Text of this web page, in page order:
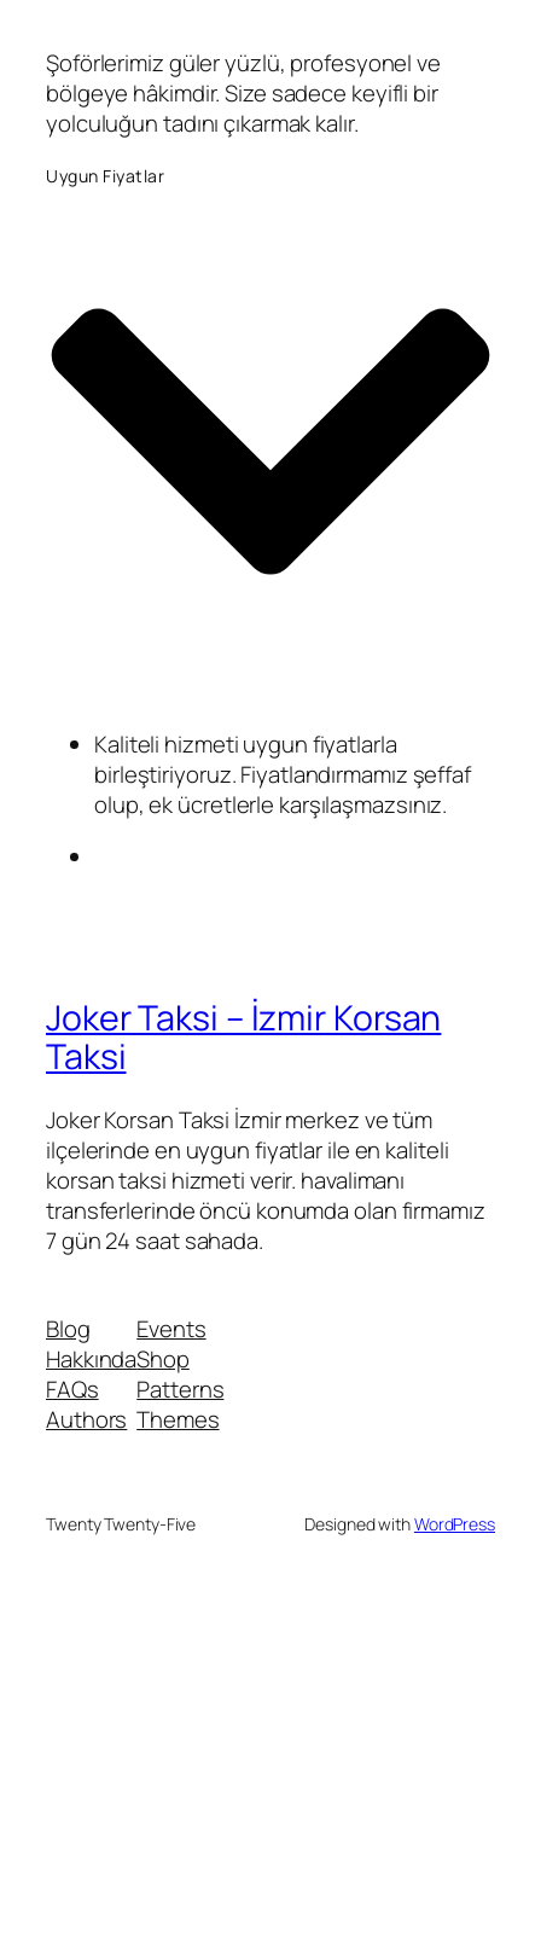
Şoförlerimiz güler yüzlü, profesyonel ve
bölgeye hâkimdir. Size sadece keyifli bir
yolculuğun tadını çıkarmak kalır.
Uygun Fiyatlar
Kaliteli hizmeti uygun fiyatlarla
birleştiriyoruz. Fiyatlandırmamız şeffaf
olup, ek ücretlerle karşılaşmazsınız.
Joker Taksi – İzmir Korsan
Taksi
Joker Korsan Taksi İzmir merkez ve tüm
ilçelerinde en uygun fiyatlar ile en kaliteli
korsan taksi hizmeti verir. havalimanı
transferlerinde öncü konumda olan firmamız
7 gün 24 saat sahada.
Blog
Hakkında
FAQs
Authors
Events
Shop
Patterns
Themes
Twenty Twenty-Five Designed withWordPress